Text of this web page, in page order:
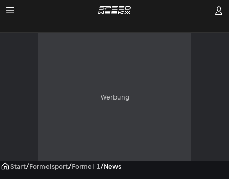
Werbung
Start/Formelsport/Formel 1/News